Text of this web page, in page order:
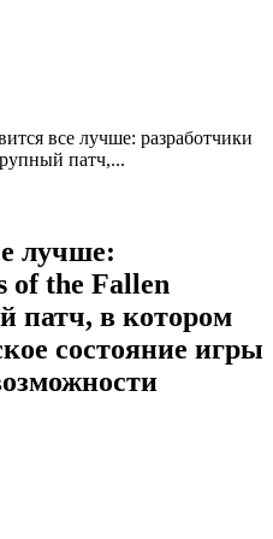
все лучше: разработчики
патч,...
лучше:
of the Fallen
патч, в котором
состояние игры